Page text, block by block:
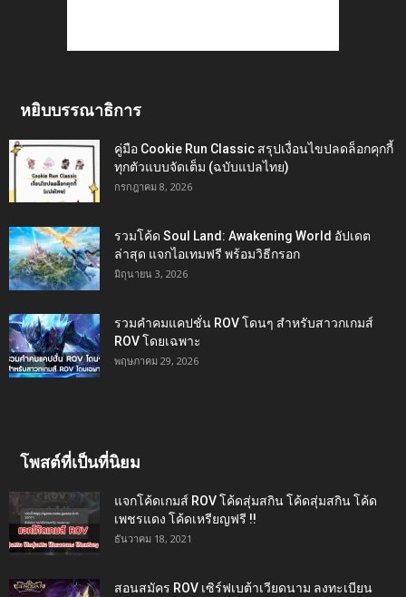
หยิบบรรณาธิการ
คู่มือ Cookie Run Classic สรุปเงื่อนไขปลดล็อกคุกกี้
ทุกตัวแบบจัดเต็ม (ฉบับแปลไทย)
กรกฎาคม 8, 2026
รวมโค้ด Soul Land: Awakening World อัปเดต
ล่าสุด แจกไอเทมฟรี พร้อมวิธีกรอก
มิถุนายน 3, 2026
รวมคำคมแคปชั่น ROV โดนๆ สำหรับสาวกเกมส์
ROV โดยเฉพาะ
พฤษภาคม 29, 2026
โพสต์ที่เป็นที่นิยม
แจกโค้ดเกมส์ ROV โค้ดสุ่มสกิน โค้ดสุ่มสกิน โค้ด
เพชรแดง โค้ดเหรียญฟรี !!
ธันวาคม 18, 2021
สอนสมัคร ROV เซิร์ฟเบต้าเวียดนาม ลงทะเบียน